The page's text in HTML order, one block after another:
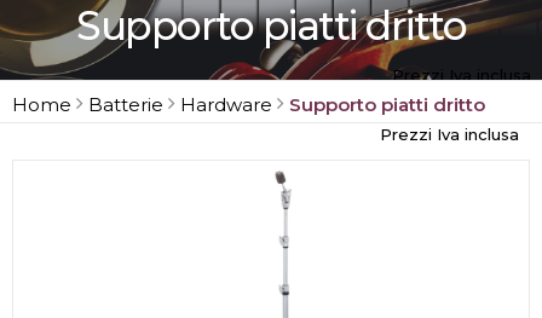
Supporto piatti dritto
Prezzi Iva inclusa
Home Batterie Hardware Supporto piatti dritto
Prezzi Iva inclusa